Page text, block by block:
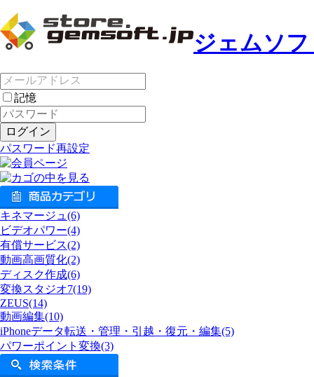
ジェムソ
記憶
パスワード再設定
キネマージュ(6)
ビデオパワー(4)
有償サービス(2)
動画高画質化(2)
ディスク作成(6)
変換スタジオ7(19)
ZEUS(14)
動画編集(10)
iPhoneデータ転送・管理・引越・復元・編集(5)
パワーポイント変換(3)